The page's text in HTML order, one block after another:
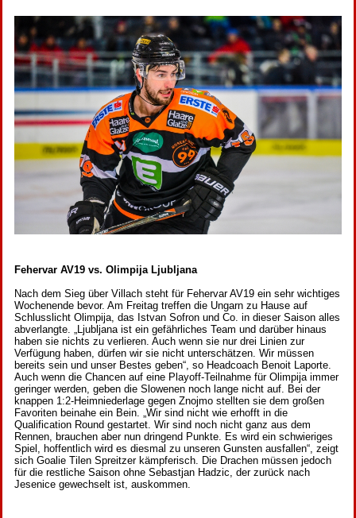
Fehervar AV19 vs. Olimpija Ljubljana
Nach dem Sieg über Villach steht für Fehervar AV19 ein sehr wichtiges
Wochenende bevor. Am Freitag treffen die Ungarn zu Hause auf
Schlusslicht Olimpija, das Istvan Sofron und Co. in dieser Saison alles
abverlangte. „Ljubljana ist ein gefährliches Team und darüber hinaus
haben sie nichts zu verlieren. Auch wenn sie nur drei Linien zur
Verfügung haben, dürfen wir sie nicht unterschätzen. Wir müssen
bereits sein und unser Bestes geben“, so Headcoach Benoit Laporte.
Auch wenn die Chancen auf eine Playoff-Teilnahme für Olimpija immer
geringer werden, geben die Slowenen noch lange nicht auf. Bei der
knappen 1:2-Heimniederlage gegen Znojmo stellten sie dem großen
Favoriten beinahe ein Bein. „Wir sind nicht wie erhofft in die
Qualification Round gestartet. Wir sind noch nicht ganz aus dem
Rennen, brauchen aber nun dringend Punkte. Es wird ein schwieriges
Spiel, hoffentlich wird es diesmal zu unseren Gunsten ausfallen“, zeigt
sich Goalie Tilen Spreitzer kämpferisch. Die Drachen müssen jedoch
für die restliche Saison ohne Sebastjan Hadzic, der zurück nach
Jesenice gewechselt ist, auskommen.